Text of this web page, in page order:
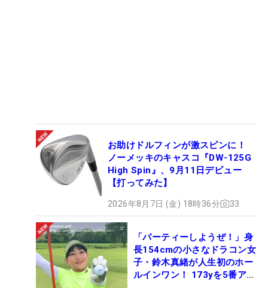
お助けドルフィンが激スピンに！
ノーメッキのキャスコ『DW-125G
High Spin』、9月11日デビュー
【打ってみた】
2026年8月7日 (金) 18時36分 33
「パーティーしようぜ！」身
長154cmの小さなドラコン女
子・鈴木真緒が人生初のホー
ルインワン！ 173yを5番アイ